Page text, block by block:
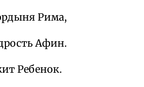
Рима,
Афин.
Ребенок.